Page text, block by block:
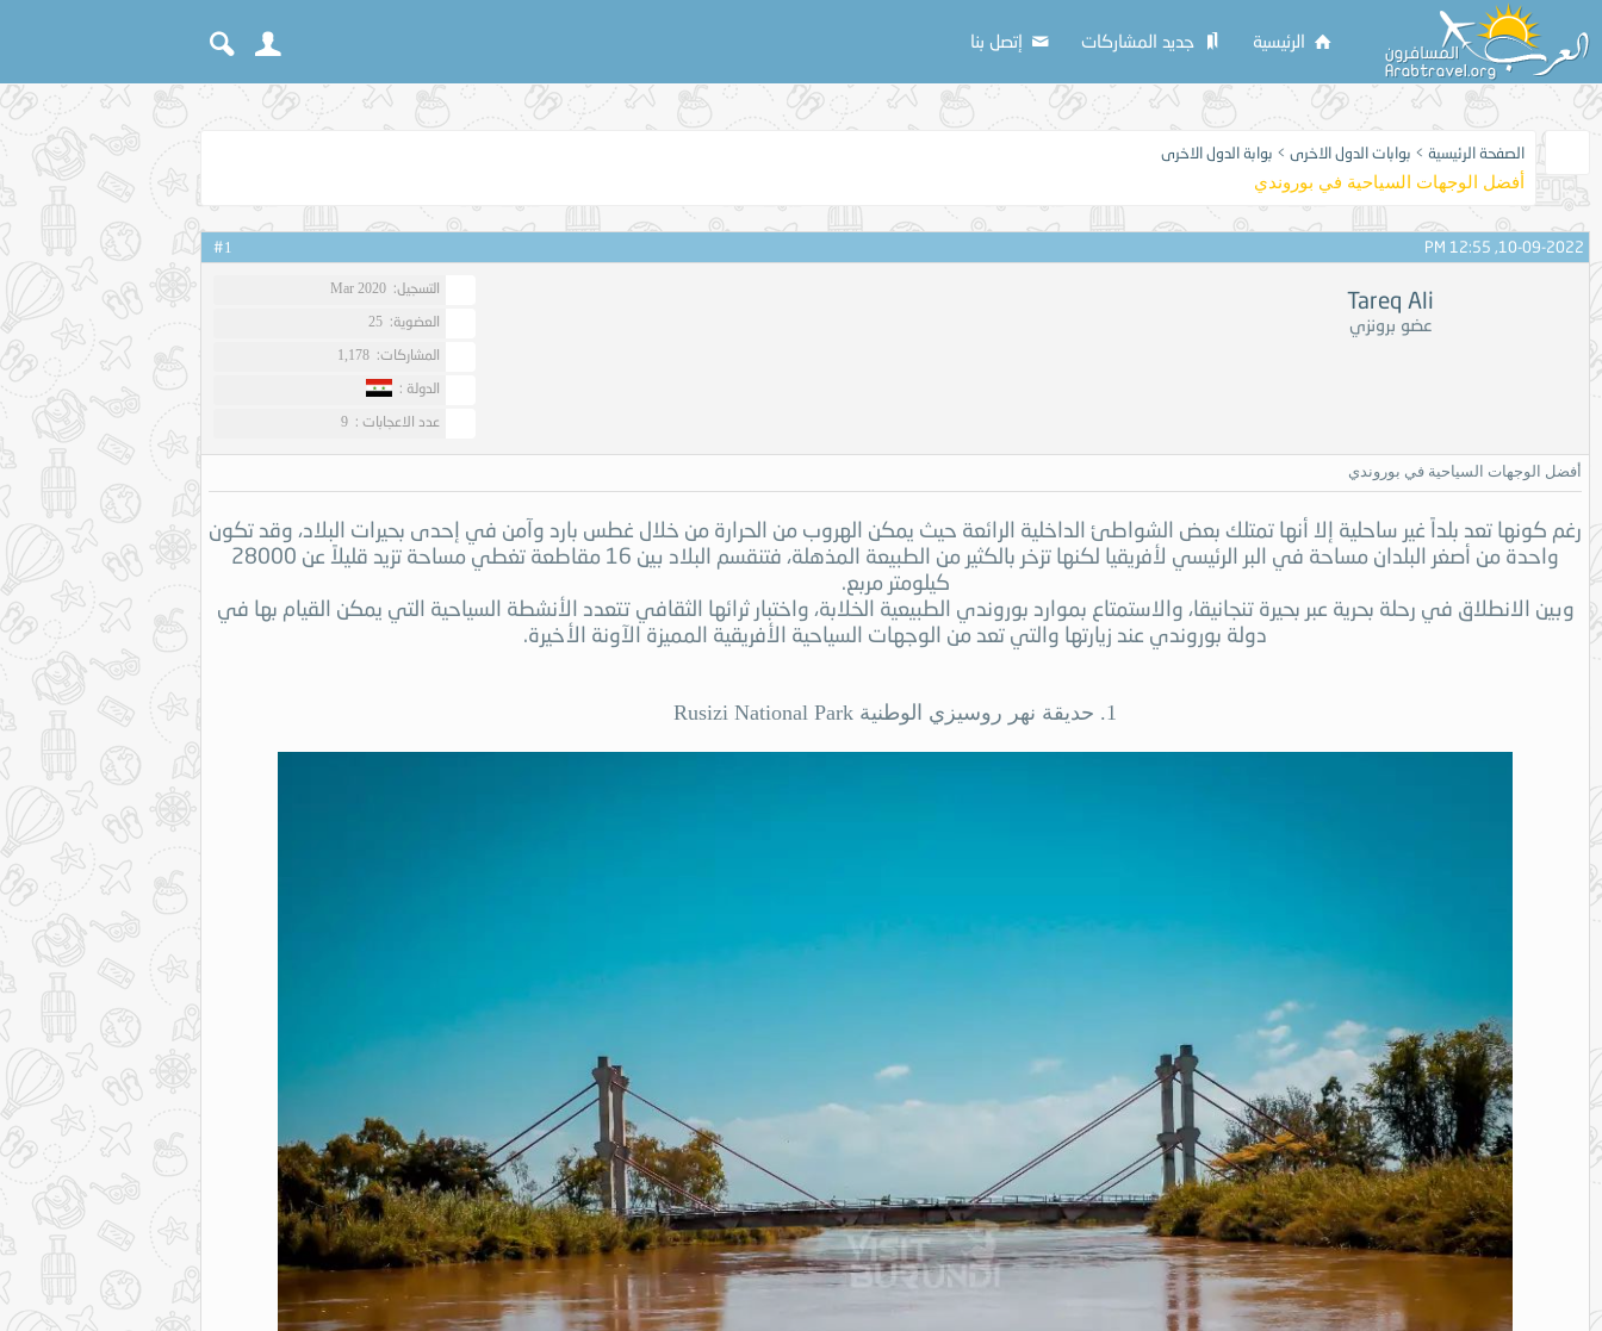
الرئيسية جديد المشاركات إتصل بنا
الصفحة الرئيسية > بوابات الدول الاخرى > بوابة الدول الاخرى
أفضل الوجهات السياحية في بوروندي
1 10-09-2022, 12:55 PM
Tareq Ali
عضو برونزي
التسجيل: Mar 2020
العضوية: 25
المشاركات: 1,178
الدولة :
عدد الاعجابات : 9
أفضل الوجهات السياحية في بوروندي
رغم كونها تعد بلداً غير ساحلية إلا أنها تمتلك بعض الشواطئ الداخلية الرائعة حيث يمكن الهروب من الحرارة من خلال غطس بارد وآمن في إحدى بحيرات البلاد، وقد تكون
واحدة من أصغر البلدان مساحة في البر الرئيسي لأفريقيا لكنها تزخر بالكثير من الطبيعة المذهلة، فتنقسم البلاد بين 16 مقاطعة تغطي مساحة تزيد قليلاً عن 28000
كيلومتر مربع.
وبين الانطلاق في رحلة بحرية عبر بحيرة تنجانيقا، والاستمتاع بموارد بوروندي الطبيعية الخلابة، واختبار ثرائها الثقافي تتعدد الأنشطة السياحية التي يمكن القيام بها في
دولة بوروندي عند زيارتها والتي تعد من الوجهات السياحية الأفريقية المميزة الآونة الأخيرة.
1. حديقة نهر روسيزي الوطنية Rusizi National Park